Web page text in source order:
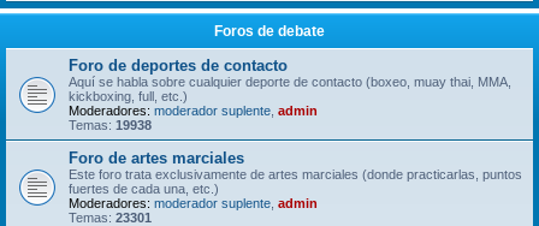
Foros de debate
Foro de deportes de contacto
Aquí se habla sobre cualquier deporte de contacto (boxeo, muay thai, MMA,
kickboxing, full, etc.)
Moderadores: moderador suplente admin
Temas: 19938
Foro de artes marciales
Este foro trata exclusivamente de artes marciales (donde practicarlas, puntos
fuertes de cada una, etc.)
Moderadores: moderador suplente admin
Temas: 23301